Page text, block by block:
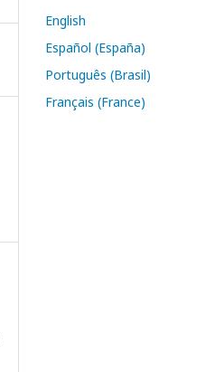
English
Español (España)
Português (Brasil)
Français (France)